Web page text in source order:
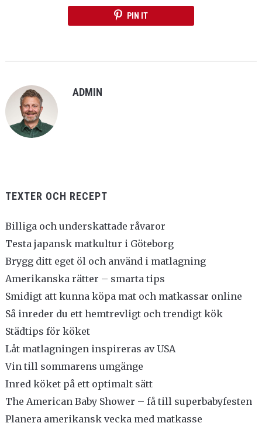
PIN IT
ADMIN
TEXTER OCH RECEPT
Billiga och underskattade råvaror
Testa japansk matkultur i Göteborg
Brygg ditt eget öl och använd i matlagning
Amerikanska rätter – smarta tips
Smidigt att kunna köpa mat och matkassar online
Så inreder du ett hemtrevligt och trendigt kök
Städtips för köket
Låt matlagningen inspireras av USA
Vin till sommarens umgänge
Inred köket på ett optimalt sätt
The American Baby Shower – få till superbabyfesten
Planera amerikansk vecka med matkasse